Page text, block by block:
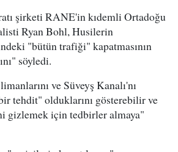
şirketi RANE'in kıdemli Ortadoğu
Ryan Bohl, Husilerin
"bütün trafiği" kapatmasının
söyledi.
ve Süveyş Kanalı'nı
tehdit" olduklarını gösterebilir ve
gizlemek için tedbirler almaya"